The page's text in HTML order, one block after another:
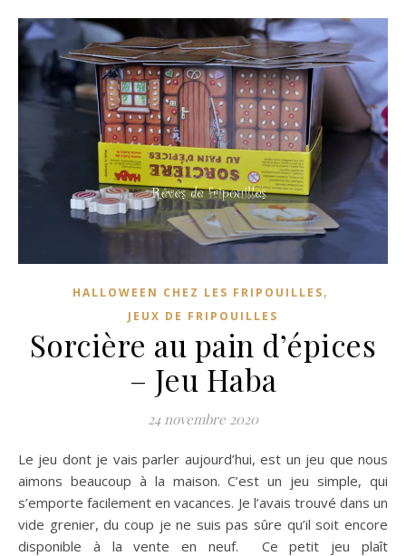
HALLOWEEN CHEZ LES FRIPOUILLES,
JEUX DE FRIPOUILLES
Sorcière au pain d’épices
– Jeu Haba
24 novembre 2020
Le jeu dont je vais parler aujourd’hui, est un jeu que nous
aimons beaucoup à la maison. C’est un jeu simple, qui
s’emporte facilement en vacances. Je l’avais trouvé dans un
vide grenier, du coup je ne suis pas sûre qu’il soit encore
disponible à la vente en neuf. Ce petit jeu plaît